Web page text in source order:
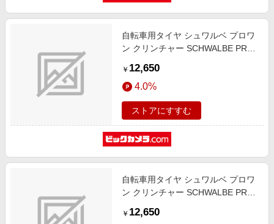
自転車用タイヤ シュワルベ プロワ
ン クリンチャー SCHWALBE PRO
ク SW-11654233
￥ 12,650
4.0%
ストアにすすむ
自転車用タイヤ シュワルベ プロワ
ン クリンチャー SCHWALBE PRO
ク SW-11653979
￥ 12,650